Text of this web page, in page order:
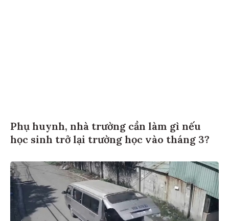
Phụ huynh, nhà trường cần làm gì nếu
học sinh trở lại trường học vào tháng 3?